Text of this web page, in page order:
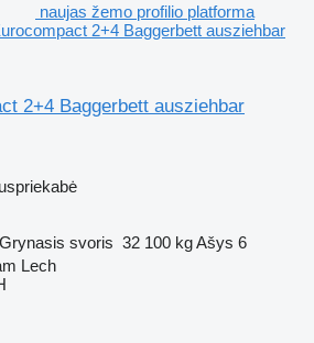
naujas žemo profilio platforma
2+4 Baggerbett ausziehbar
2+4 Baggerbett ausziehbar
Grynasis svoris 32 100 kgAšys 6
Lech